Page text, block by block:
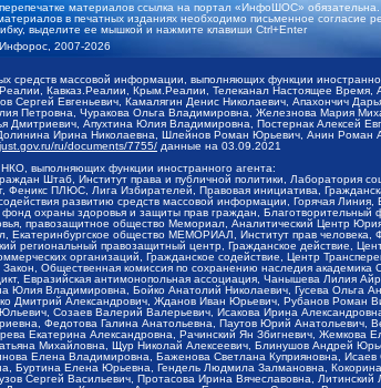
материалов ссылка на портал «ИнфоШОС» обязательна.
в печатных изданиях необходимо письменное согласие
выделите ее мышкой и нажмите клавиши Ctrl+Enter
2007-2026
средств массовой информации, выполняющих функции
Кавказ.Реалии, Крым.Реалии, Телеканал Настоящее
Сергей Евгеньевич, Камалягин Денис Николаевич, Апахончич
Петровна, Чуракова Ольга Владимировна, Железнова Мария
Дмитриевич, Апухтина Юлия Владимировна, Постернак Алексей
Ирина Николаевна, Шлейнов Роман Юрьевич, Анин Роман
ru/documents/7755/ данные на 03.09.2021
выполняющих функции иностранного агента:
Штаб, Институт права и публичной политики,
Феникс ПЛЮС, Лига Избирателей, Правовая инициатива,
развитию средств массовой информации, Горячая
охраны здоровья и защиты прав граждан,
правозащитное общество Мемориал, Аналитический Центр
Екатеринбургское общество МЕМОРИАЛ, Институт прав человека,
региональный правозащитный центр, Гражданское действие,
организаций, Гражданское содействие, Центр
Закон, Общественная комиссия по сохранению наследия
Евразийская антимонопольная ассоциация, Чанышева Лилия
Юлия Владимировна, Бойко Анатолий Николаевич, Гусева Ольга
Дмитрий Александрович, Жданов Иван Юрьевич, Рубанов Роман
Созаев Валерий Валерьевич, Исакова Ирина
Федотова Галина Анатольевна, Паутов Юрий Анатольевич,
Екатерина Александровна, Рачинский Ян Збигневич,
Михайловна, Щур Николай Алексеевич, Блинушов Андрей
Елена Владимировна, Баженова Светлана Куприяновна,
Буртина Елена Юрьевна, Гендель Людмила Залмановна,
Сергей Васильевич, Протасова Ирина Вячеславовна,